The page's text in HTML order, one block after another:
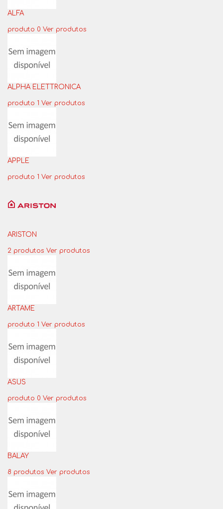
ALFA
produto 0 Ver produtos
ALPHA ELETTRONICA
produto 1 Ver produtos
APPLE
produto 1 Ver produtos
ARISTON
2 produtos Ver produtos
ARTAME
produto 1 Ver produtos
ASUS
produto 0 Ver produtos
BALAY
8 produtos Ver produtos